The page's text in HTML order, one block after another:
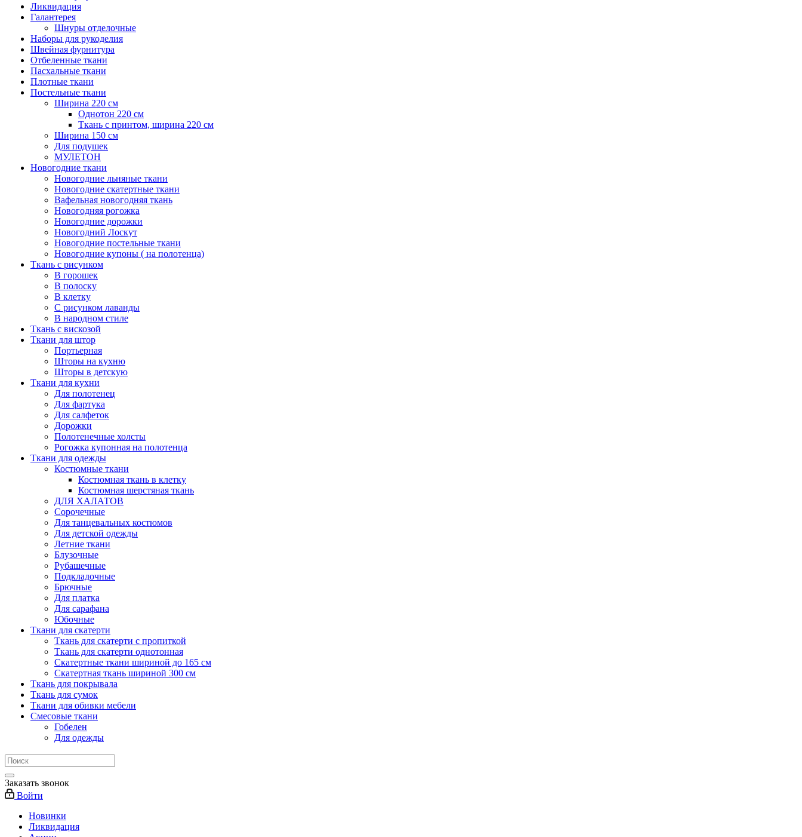
Ликвидация
Галантерея
Шнуры отделочные
Наборы для рукоделия
Швейная фурнитура
Отбеленные ткани
Пасхальные ткани
Плотные ткани
Постельные ткани
Ширина 220 см
Однотон 220 см
Ткань с принтом, ширина 220 см
Ширина 150 см
Для подушек
МУЛЕТОН
Новогодние ткани
Новогодние льняные ткани
Новогодние скатертные ткани
Вафельная новогодняя ткань
Новогодняя рогожка
Новогодние дорожки
Новогодний Лоскут
Новогодние постельные ткани
Новогодние купоны ( на полотенца)
Ткань с рисунком
В горошек
В полоску
В клетку
С рисунком лаванды
В народном стиле
Ткань с вискозой
Ткани для штор
Портьерная
Шторы на кухню
Шторы в детскую
Ткани для кухни
Для полотенец
Для фартука
Для салфеток
Дорожки
Полотенечные холсты
Рогожка купонная на полотенца
Ткани для одежды
Костюмные ткани
Костюмная ткань в клетку
Костюмная шерстяная ткань
ДЛЯ ХАЛАТОВ
Сорочечные
Для танцевальных костюмов
Для детской одежды
Летние ткани
Блузочные
Рубашечные
Подкладочные
Брючные
Для платка
Для сарафана
Юбочные
Ткани для скатерти
Ткань для скатерти с пропиткой
Ткань для скатерти однотонная
Скатертные ткани шириной до 165 см
Скатертная ткань шириной 300 см
Ткань для покрывала
Ткань для сумок
Ткани для обивки мебели
Смесовые ткани
Гобелен
Для одежды
Заказать звонок
Войти
Новинки
Ликвидация